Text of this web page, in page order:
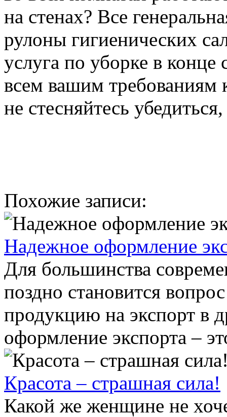
на стенах? Все
рулоны гигиенических
услуга по уборке в конце
всем вашим требованиям
не стесняйтесь
Похожие записи:
Надежное оформление
Для большинства
поздно становится
продукцию на экспорт в
оформление экспорта –
Красота – страшная сила!
Какой же женщине не